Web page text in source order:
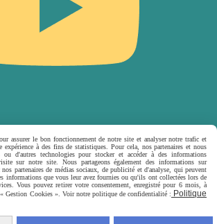
assurer le bon fonctionnement de notre site et analyser notre trafic et
à des fins de statistiques. Pour cela, nos partenaires et nous
d'autres technologies pour stocker et accéder à des informations
sur notre site. Nous partageons également des informations sur
partenaires de médias sociaux, de publicité et d'analyse, qui peuvent
informations que vous leur avez fournies ou qu'ils ont collectées lors de
Vous pouvez retirer votre consentement, enregistré pour 6 mois, à
Gestion Cookies ». Voir notre politique de confidentialité : Politique